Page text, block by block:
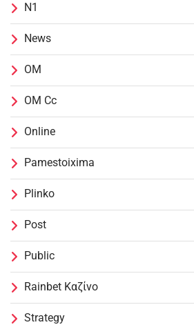
N1
News
OM
OM Cc
Online
Pamestoixima
Plinko
Post
Public
Rainbet Καζίνο
Strategy